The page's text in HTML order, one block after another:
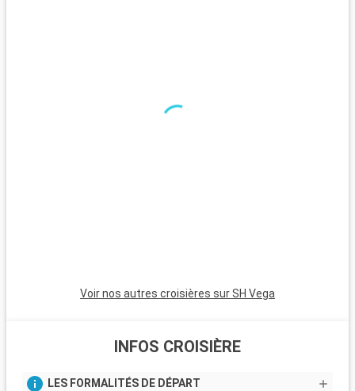
Voir nos autres croisières sur SH Vega
INFOS CROISIÈRE
LES FORMALITÉS DE DÉPART